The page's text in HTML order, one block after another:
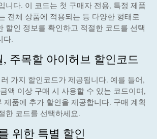
니다. 이 코드는 첫 구매자 전용, 특정 제품
전체 상품에 적용되는 등 다양한 형태로
할인 정보를 확인하고 적절한 코드를 선택
다.
, 주목할 아이허브 할인코드
가지 할인코드가 제공됩니다. 예를 들어,
액 이상 구매 시 사용할 수 있는 코드이며,
제품에 추가 할인을 제공합니다. 구매 계획
한 코드를 선택하세요.
위한 특별 할인